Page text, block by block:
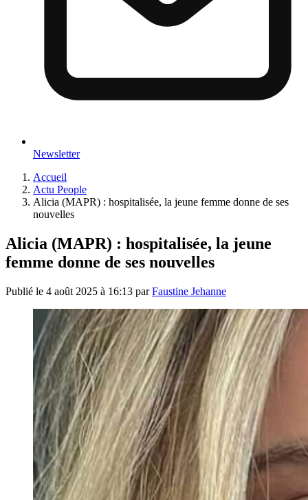
Newsletter
Accueil
Actu People
Alicia (MAPR) : hospitalisée, la jeune femme donne de ses
nouvelles
Alicia (MAPR) : hospitalisée, la jeune
femme donne de ses nouvelles
Publié le 4 août 2025 à 16:13 parFaustine Jehanne